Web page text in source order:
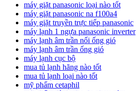
máy giặt panasonic loại nào tốt
máy giặt panasonic na f100a4
máy giặt truyền trực tiếp panasonic
máy lạnh 1 ngựa panasonic inverter
máy lạnh âm trần nối ống gió
máy lạnh âm trần ống gió
máy lạnh cục bộ
mua tủ lạnh hãng nào tốt
mua tủ lạnh loại nào tốt
mỹ phẩm cetaphil